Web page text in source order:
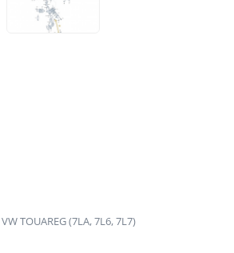
VW TOUAREG (7LA, 7L6, 7L7)